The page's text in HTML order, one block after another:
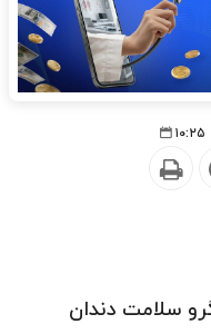
سلامت دندان